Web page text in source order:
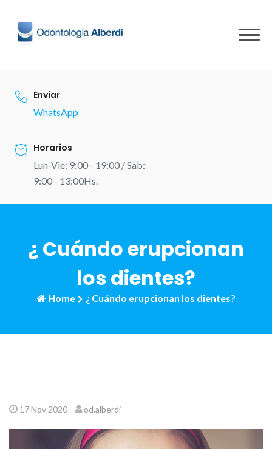
content
Enviar
WhatsApp
Horarios
Lun-Vie: 9:00 - 19:00 / Sab:
9:00 - 13:00Hs.
¿ Cuándo erupcionan
los dientes?
Home ¿ Cuándo erupcionan los dientes?
17 Nov 2020 od.alberdi